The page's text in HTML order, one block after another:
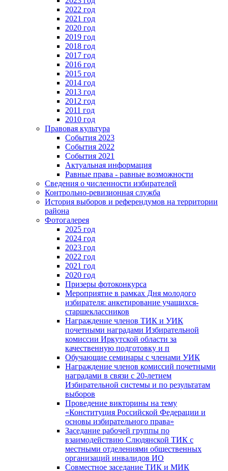
2022 год
2021 год
2020 год
2019 год
2018 год
2017 год
2016 год
2015 год
2014 год
2013 год
2012 год
2011 год
2010 год
Правовая культура
События 2023
События 2022
События 2021
Актуальная информация
Равные права - равные возможности
Сведения о численности избирателей
Контрольно-ревизионная служба
История выборов и референдумов на территории
района
Фотогалерея
2025 год
2024 год
2023 год
2022 год
2021 год
2020 год
Призеры фотоконкурса
Мероприятие в рамках Дня молодого
избирателя: анкетирование учащихся-
старшеклассников
Награждение членов ТИК и УИК
почетными наградами Избирательной
комиссии Иркутской области за
качественную подготовку и п
Обучающие семинары с членами УИК
Награждение членов комиссий почетными
наградами в связи с 20-летием
Избирательной системы и по результатам
выборов
Проведение викторины на тему
«Конституция Российской Федерации и
основы избирательного права»
Заседание рабочей группы по
взаимодействию Слюдянской ТИК с
местными отделениями общественных
организаций инвалидов ИО
Совместное заседание ТИК и МИК